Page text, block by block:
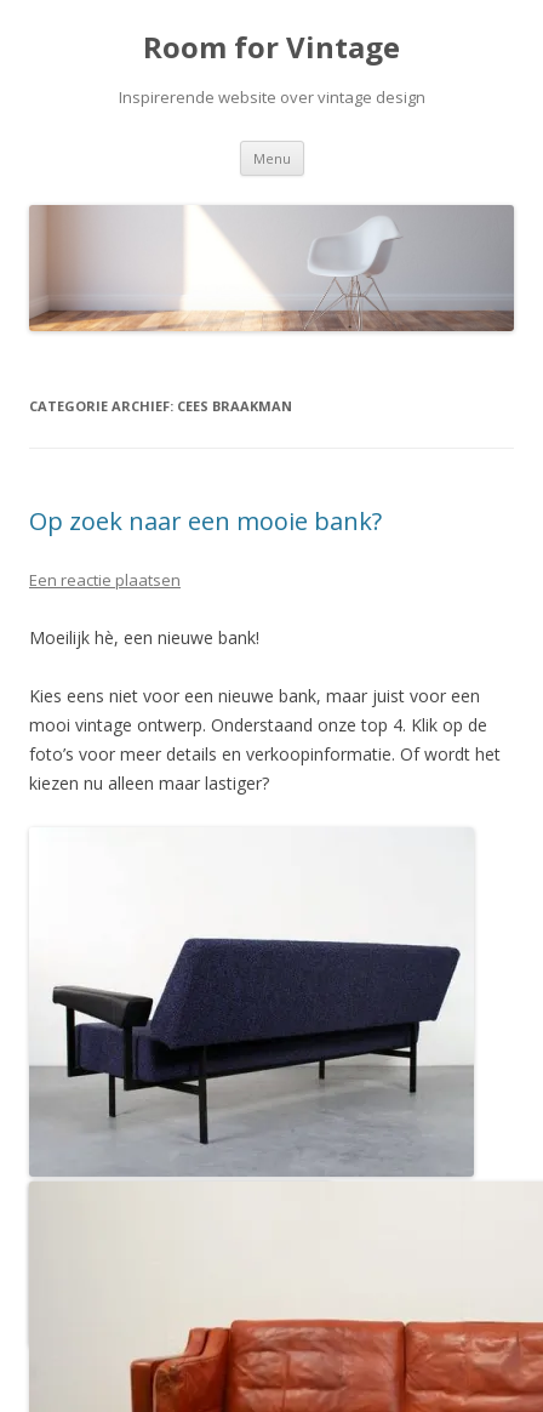
Room for Vintage
Inspirerende website over vintage design
Menu Spring naar de inhoud
CATEGORIE ARCHIEF: CEES BRAAKMAN
Op zoek naar een mooie bank?
Een reactie plaatsen
Moeilijk hè, een nieuwe bank!
Kies eens niet voor een nieuwe bank, maar juist voor een
mooi vintage ontwerp. Onderstaand onze top 4. Klik op de
foto’s voor meer details en verkoopinformatie. Of wordt het
kiezen nu alleen maar lastiger?
Bank Rob Parry, ontwerp 1958, voor
Gelderland. Te koop bij Vonvintage